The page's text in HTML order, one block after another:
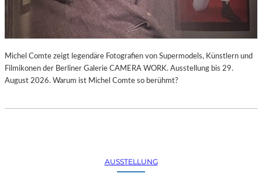
Michel Comte zeigt legendäre Fotografien von Supermodels, Künstlern und
Filmikonen der Berliner Galerie CAMERA WORK. Ausstellung bis 29.
August 2026. Warum ist Michel Comte so berühmt?
AUSSTELLUNG